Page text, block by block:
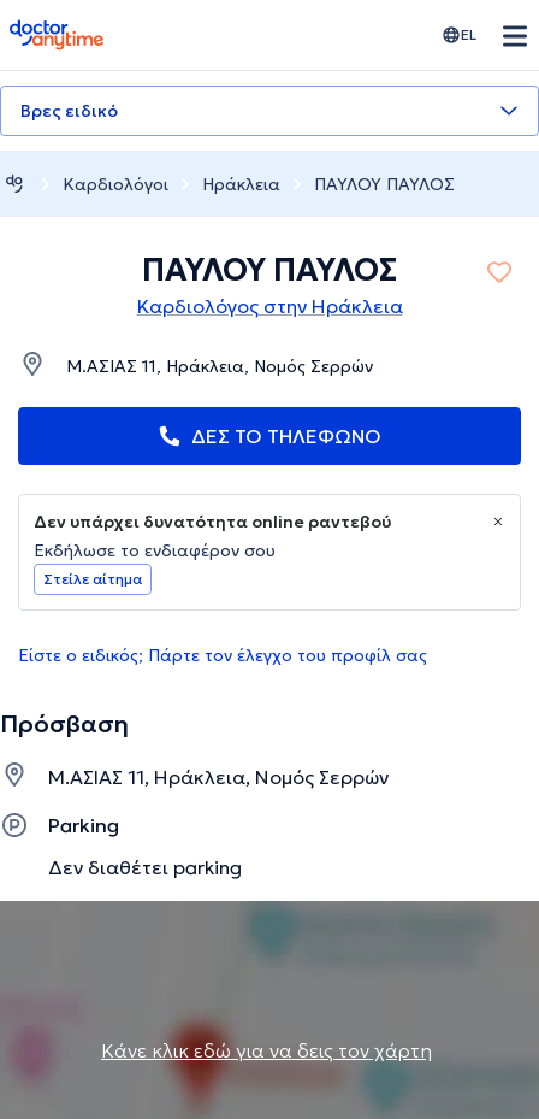
doctoranytime EL
Βρες ειδικό
Καρδιολόγοι Ηράκλεια ΠΑΥΛΟΥ ΠΑΥΛΟΣ
ΠΑΥΛΟΥ ΠΑΥΛΟΣ
Καρδιολόγος στην Ηράκλεια
Μ.ΑΣΙΑΣ 11, Ηράκλεια, Νομός Σερρών
ΔΕΣ ΤΟ ΤΗΛΕΦΩΝΟ
Δεν υπάρχει δυνατότητα online ραντεβού
Εκδήλωσε το ενδιαφέρον σου
Στείλε αίτημα
Είστε ο ειδικός; Πάρτε τον έλεγχο του προφίλ σας
Πρόσβαση
Μ.ΑΣΙΑΣ 11, Ηράκλεια, Νομός Σερρών
Parking
Δεν διαθέτει parking
Κάνε κλικ εδώ για να δεις τον χάρτη